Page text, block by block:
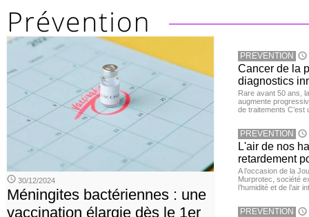
30/12/2024
Méningites bactériennes : une
vaccination élargie dès le 1er
PREVENTION
Cancer de la
diagnostics
Rare avant 50 ans,
augmente
de traitements
PREVENTION
L'air de nos
retardement
A l’occasion de la
Murprotec, société
l’humidité et de l’air
PREVENTION